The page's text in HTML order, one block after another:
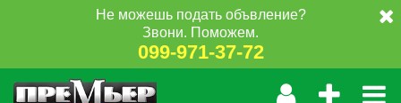
Не можешь подать объвление?
Звони. Поможем.
099-971-37-72